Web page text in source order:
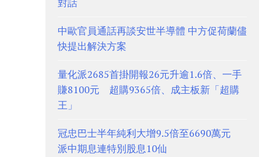
中歐官員通話再談安世半導體 中方促荷蘭儘
快提出解決方案
量化派2685首掛開報26元升逾1.6倍、一手
賺8100元 超購9365倍、成主板新「超購
王」
冠忠巴士半年純利大增9.5倍至6690萬元
派中期息連特別股息10仙